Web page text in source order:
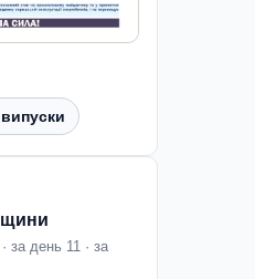
випуски
за день 11 · за